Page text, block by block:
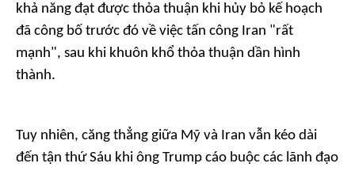
khả năng đạt được thỏa thuận khi hủy bỏ kế hoạch
đã công bố trước đó về việc tấn công Iran "rất
mạnh", sau khi khuôn khổ thỏa thuận dần hình
thành.
Tuy nhiên, căng thẳng giữa Mỹ và Iran vẫn kéo dài
đến tận thứ Sáu khi ông Trump cáo buộc các lãnh đạo